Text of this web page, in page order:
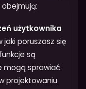
użytkownika
jaki poruszasz się
są
mogą sprawiać
projektowaniu